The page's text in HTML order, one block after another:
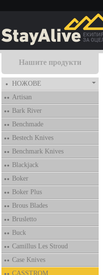
Нашите продукти
НОЖОВЕ
Artisan
Bark River
Benchmade
Bestech Knives
Benchmark Knives
Blackjack
Boker
Boker Plus
Brous Blades
Brusletto
Buck
Camillus Les Stroud
Case Knives
CASSTROM